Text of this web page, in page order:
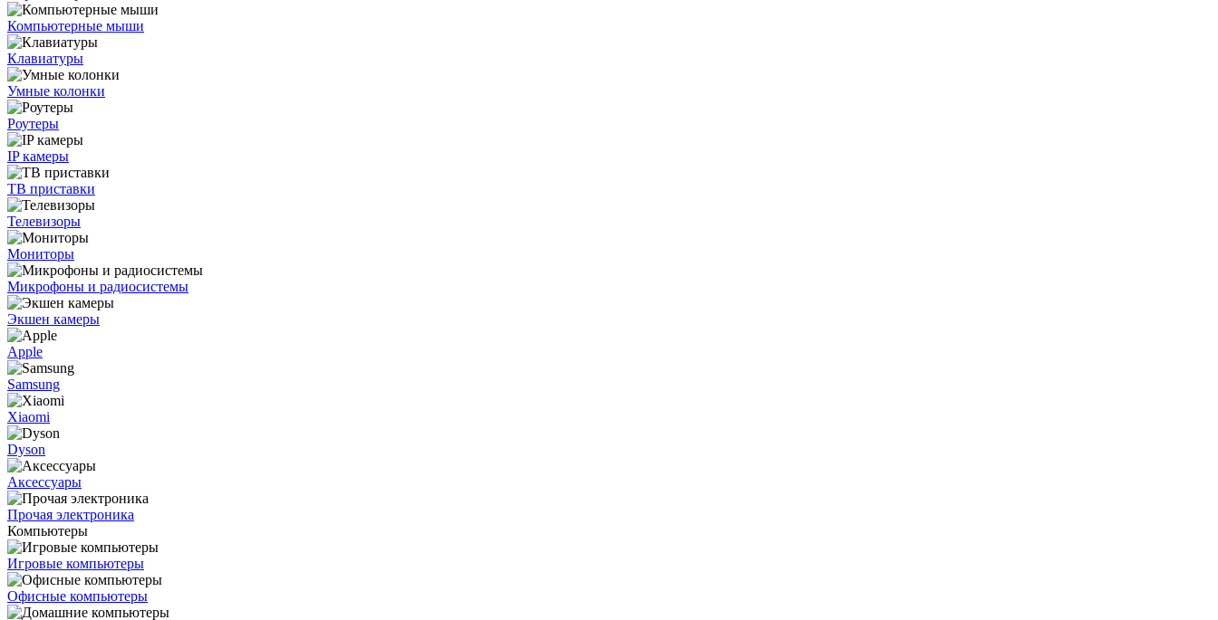
Компьютерные мыши
Клавиатуры
Умные колонки
Роутеры
IP камеры
ТВ приставки
Телевизоры
Мониторы
Микрофоны и радиосистемы
Экшен камеры
Apple
Samsung
Xiaomi
Dyson
Аксессуары
Прочая электроника
Компьютеры
Игровые компьютеры
Офисные компьютеры